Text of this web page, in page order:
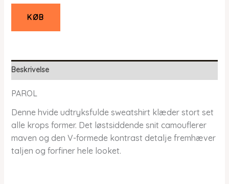
KØB
Beskrivelse
PAROL
Denne hvide udtryksfulde sweatshirt klæder stort set
alle krops former. Det løstsiddende snit camouflerer
maven og den V-formede kontrast detalje fremhæver
taljen og forfiner hele looket.